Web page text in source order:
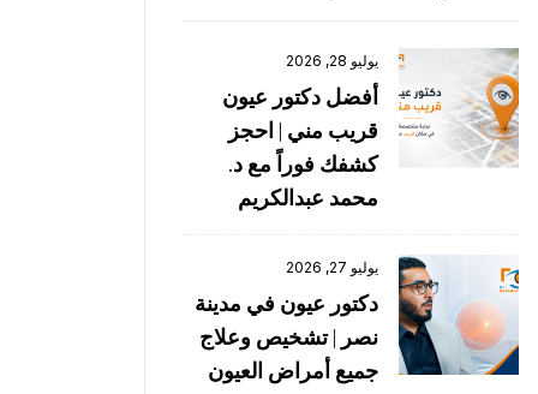
يوليو 28, 2026
أفضل دكتور عيون
قريب مني | احجز
كشفك فوراً مع د.
محمد عبدالكريم
يوليو 27, 2026
دكتور عيون في مدينة
نصر | تشخيص وعلاج
جميع أمراض العيون